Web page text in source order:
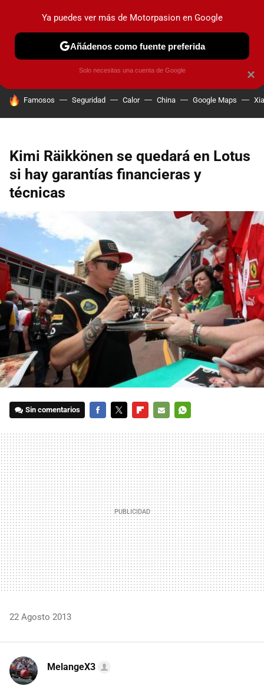
PRUEBAS COCHES ELÉCTRICOS OBSERVATORIO
HOY SE HABLA DE
Famosos Seguridad Calor China Google Maps
Kimi Räikkönen se quedará en Lotus
si hay garantías financieras y
técnicas
Sin comentarios
MAIL
22 Agosto 2013
MelangeX3
×
Ya puedes ver más de Motorpasion en Google
Añádenos como fuente preferida
Solo necesitas una cuenta de Google